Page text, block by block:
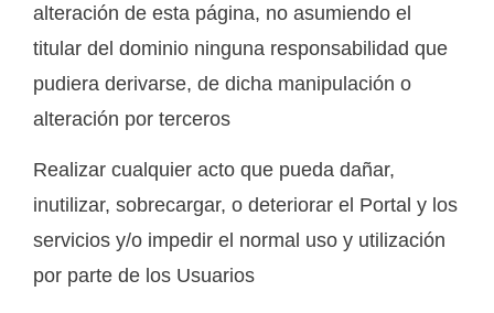
alteración de esta página, no asumiendo el
titular del dominio ninguna responsabilidad que
pudiera derivarse, de dicha manipulación o
alteración por terceros
Realizar cualquier acto que pueda dañar,
inutilizar, sobrecargar, o deteriorar el Portal y los
servicios y/o impedir el normal uso y utilización
por parte de los Usuarios